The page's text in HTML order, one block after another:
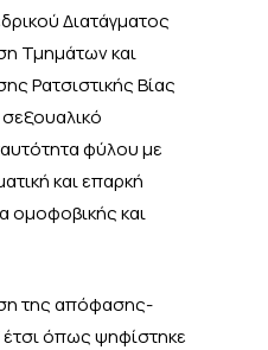
Διατάγματος
Τμημάτων και
Ρατσιστικής Βίας
φύλου με
και επαρκή
ομοφοβικής και
της απόφασης-
όπως ψηφίστηκε